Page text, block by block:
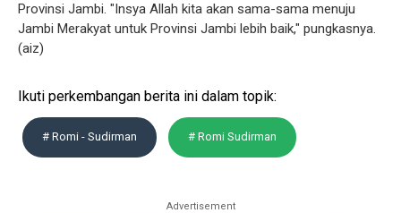
Provinsi Jambi. "Insya Allah kita akan sama-sama menuju
Jambi Merakyat untuk Provinsi Jambi lebih baik," pungkasnya.
(aiz)
Ikuti perkembangan berita ini dalam topik:
# Romi - Sudirman # Romi Sudirman
Advertisement